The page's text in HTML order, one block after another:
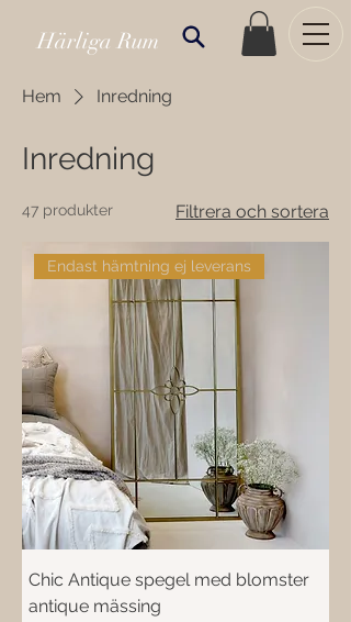
Härliga Rum
Hem Inredning
Inredning
47 produkter Filtrera och sortera
Endast hämtning ej leverans
Chic Antique spegel med blomster
antique mässing